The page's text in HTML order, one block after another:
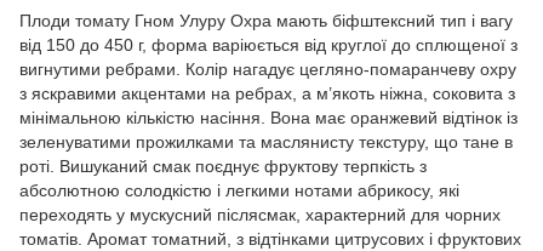
Плоди томату Гном Улуру Охра мають біфштексний тип і вагу
від 150 до 450 г, форма варіюється від круглої до сплющеної з
вигнутими ребрами. Колір нагадує цегляно-помаранчеву охру
з яскравими акцентами на ребрах, а м’якоть ніжна, соковита з
мінімальною кількістю насіння. Вона має оранжевий відтінок із
зеленуватими прожилками та маслянисту текстуру, що тане в
роті. Вишуканий смак поєднує фруктову терпкість з
абсолютною солодкістю і легкими нотами абрикосу, які
переходять у мускусний післясмак, характерний для чорних
томатів. Аромат томатний, з відтінками цитрусових і фруктових